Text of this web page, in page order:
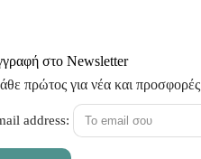
στο Newsletter
πρώτος για νέα και προσφορές
address: